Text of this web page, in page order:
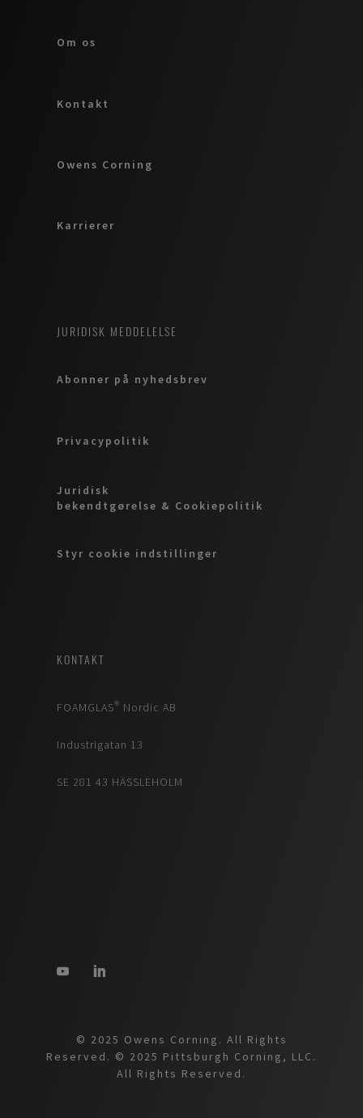
Om os
Kontakt
Owens Corning
Karrierer
JURIDISK MEDDELELSE
Abonner på nyhedsbrev
Privacypolitik
Juridisk
bekendtgørelse & Cookiepolitik
Styr cookie indstillinger
KONTAKT
FOAMGLAS® Nordic AB
Industrigatan 13
SE 281 43 HÄSSLEHOLM
© 2025 Owens Corning. All Rights
Reserved. © 2025 Pittsburgh Corning, LLC.
All Rights Reserved.